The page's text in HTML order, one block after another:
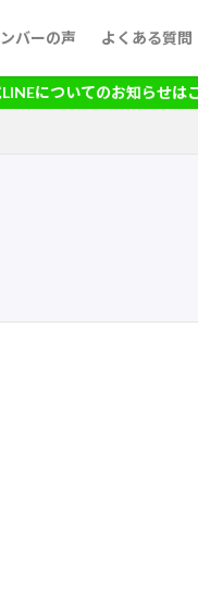
バーの声 よくある質問
ついてのお知らせはこちら